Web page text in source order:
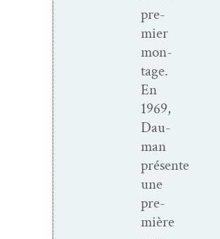
pre­
mier
mon­
tage.
En
1969,
Dau­
man
présente
une
pre­
mière